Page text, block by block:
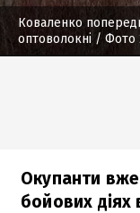
Коваленко
оптоволокні / Фото
Окупанти
бойових діях